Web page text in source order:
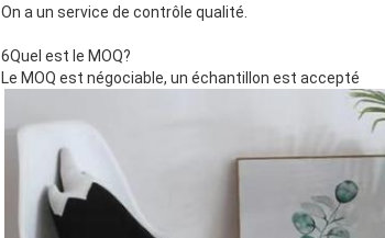
On a un service de contrôle qualité.
6Quel est le MOQ?
Le MOQ est négociable, un échantillon est accepté